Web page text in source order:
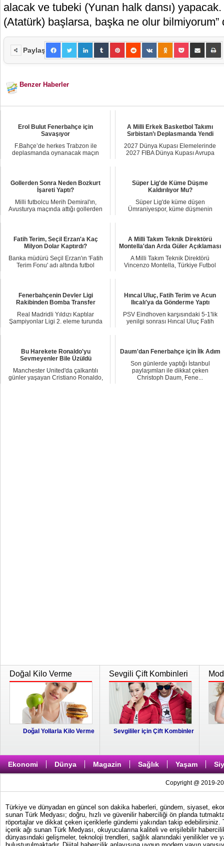
alacak ve tubeki (Yunan halk dansı)
(Atatürk) başlarsa, başka ne olur bilmiyorum”
Paylaş
Benzer Haberler
Erol Bulut Fenerbahçe için
Savaşıyor
F.Bahçe’de herkes Trabzon ile
deplasmanda oynanacak maçın
A Milli Erkek Basketbol Takımı
Sırbistan’ı Deplasmanda Yendi
2027 Dünya Kupası Elemelerinde
2027 FIBA Dünya Kupası Avrupa
Gollerden Sonra Neden Bozkurt
İşareti Yaptı?
Milli futbolcu Merih Demiral'ın,
Avusturya maçında attığı gollerden
Süper Lig'de Küme Düşme
Kaldırılıyor Mu?
Süper Lig'de küme düşen
Ümraniyespor, küme düşmenin
Fatih Terim, Seçil Erzan'a Kaç
Milyon Dolar Kaptırdı?
Banka müdürü Seçil Erzan'ın 'Fatih
Terim Fonu' adı altında futbol
A Milli Takım Teknik Direktörü
Montella'dan Arda Güler Açıklaması
A Milli Takım Teknik Direktörü
Vincenzo Montella, Türkiye Futbol
Fenerbahçenin Devler Ligi
Rakibinden Bomba Transfer
Real Madridli Yıldızı Kaptılar
Şampiyonlar Ligi 2. eleme turunda
Hıncal Uluç, Fatih Terim ve Acun
Ilıcalı'ya da Gönderme Yaptı
PSV Eindhoven karşısındaki 5-1'lik
yenilgi sonrası Hıncal Uluç Fatih
Bu Harekete Ronaldo'yu
Sevmeyenler Bile Üzüldü
Manchester United'da çalkantılı
günler yaşayan Cristiano Ronaldo,
Daum'dan Fenerbahçe için İlk Adım
Son günlerde yaptığı İstanbul
paylaşımları ile dikkat çeken
Christoph Daum, Fene...
Doğal Kilo Verme
Doğal Yollarla Kilo Verme
Sevgili Çift Kombinleri
Sevgililer için Çift Kombinler
Ekonomi Dünya Magazin Sağlık Yaşam
Copyright @ 2019-
Türkiye ve dünyadan en güncel son dakika haberleri, gündem, siyaset,
sunan Türk Medyası; doğru, hızlı ve güvenilir haberciliği ön planda
röportajlar ve dikkat çeken içeriklerle gündemi yakından takip
içerik ağı sunan Türk Medyası, okuyucularına kaliteli ve erişilebilir
dünyasındaki gelişmeler, teknoloji trendleri, sağlık alanındaki yenilikler